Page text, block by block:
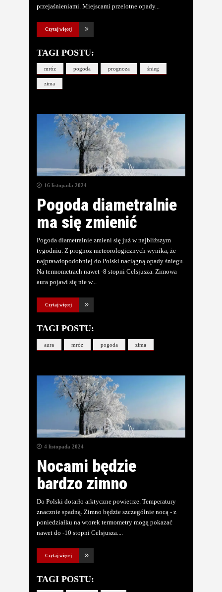
przejaśnieniami. Miejscami przelotne opady
Czytaj więcej
TAGI POSTU:
mróz pogoda prognoza śnieg
zima
16 listopada 2024
Pogoda diametralnie
ma się zmienić
Pogoda diametralnie zmieni się już w najbliższym
tygodniu. Z prognoz meteorologicznych wynika, że
najprawdopodobniej do Polski naciągną opady śniegu.
Na termometrach nawet -8 stopni Celsjusza. Zimowa
aura pojawi się nie w
Czytaj więcej
TAGI POSTU:
aura mróz pogoda zima
4 listopada 2024
Nocami będzie
bardzo zimno
Do Polski dotarło arktyczne powietrze. Temperatury
znacznie spadną. Zimno będzie szczególnie nocą - z
poniedziałku na wtorek termometry mogą pokazać
nawet do -10 stopni Celsjusza.
Czytaj więcej
TAGI POSTU: